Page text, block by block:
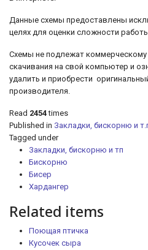
Данные схемы предоставлены
целях для оценки сложности
Схемы не подлежат
скачивания на свой компьютер и
удалить и приобрести
производителя.
Read 2454times
Published in Закладки, бискорню и
Tagged under
Закладки, бискорню и тп
Бискорню
Бисер
Хардангер
Related items
Поющая птичка
Кусочек сыра